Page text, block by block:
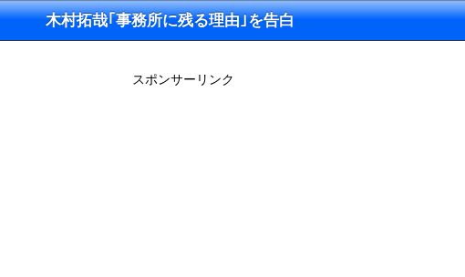
木村拓哉｢事務所に残る理由｣を告白
スポンサーリンク